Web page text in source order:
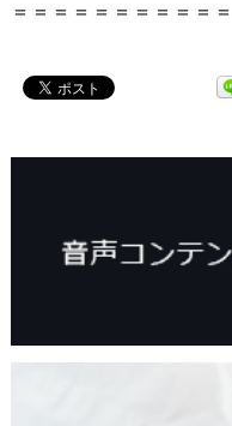
＝＝＝＝＝＝＝＝＝＝